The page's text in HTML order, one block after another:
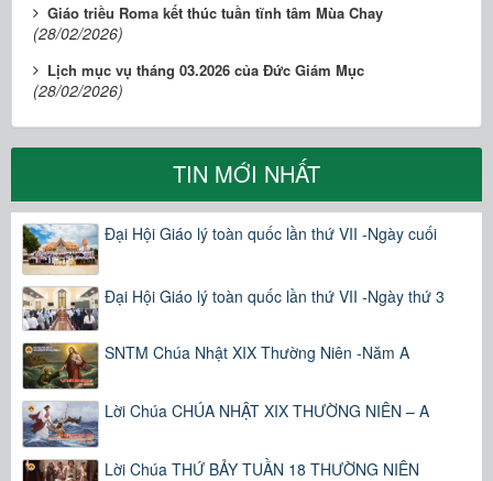
Giáo triều Roma kết thúc tuần tĩnh tâm Mùa Chay
(28/02/2026)
Lịch mục vụ tháng 03.2026 của Đức Giám Mục
(28/02/2026)
TIN MỚI NHẤT
Đại Hội Giáo lý toàn quốc lần thứ VII -Ngày cuối
Đại Hội Giáo lý toàn quốc lần thứ VII -Ngày thứ 3
SNTM Chúa Nhật XIX Thường Niên -Năm A
Lời Chúa CHÚA NHẬT XIX THƯỜNG NIÊN – A
Lời Chúa THỨ BẢY TUẦN 18 THƯỜNG NIÊN